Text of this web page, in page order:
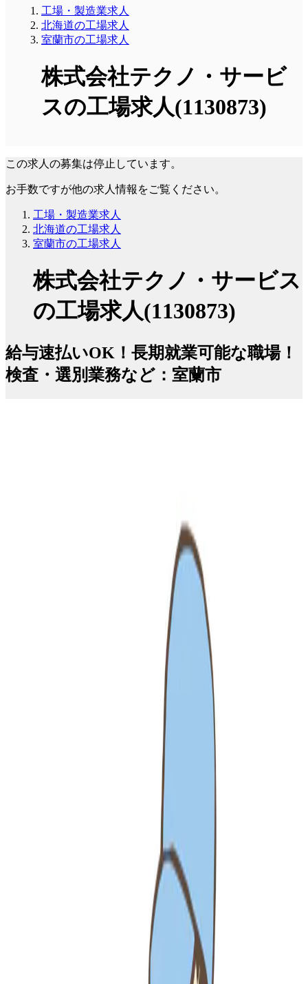
工場・製造業求人
北海道の工場求人
室蘭市の工場求人
株式会社テクノ・サービ
スの工場求人(1130873)
この求人の募集は停止しています。
お手数ですが他の求人情報をご覧ください。
工場・製造業求人
北海道の工場求人
室蘭市の工場求人
株式会社テクノ・サービス
の工場求人(1130873)
給与速払いOK！長期就業可能な職場！
検査・選別業務など：室蘭市